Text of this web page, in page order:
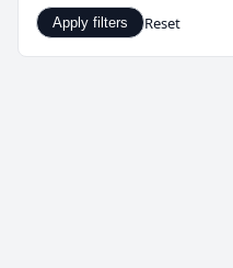
Apply filters Reset